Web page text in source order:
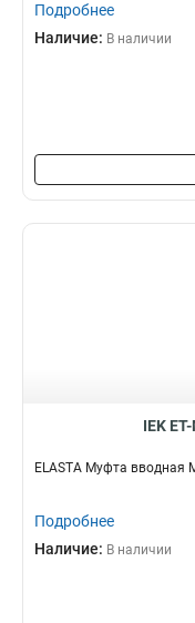
Подробнее
Наличие: В наличии
IEK
ELASTA Муфта вводная
Подробнее
Наличие: В наличии